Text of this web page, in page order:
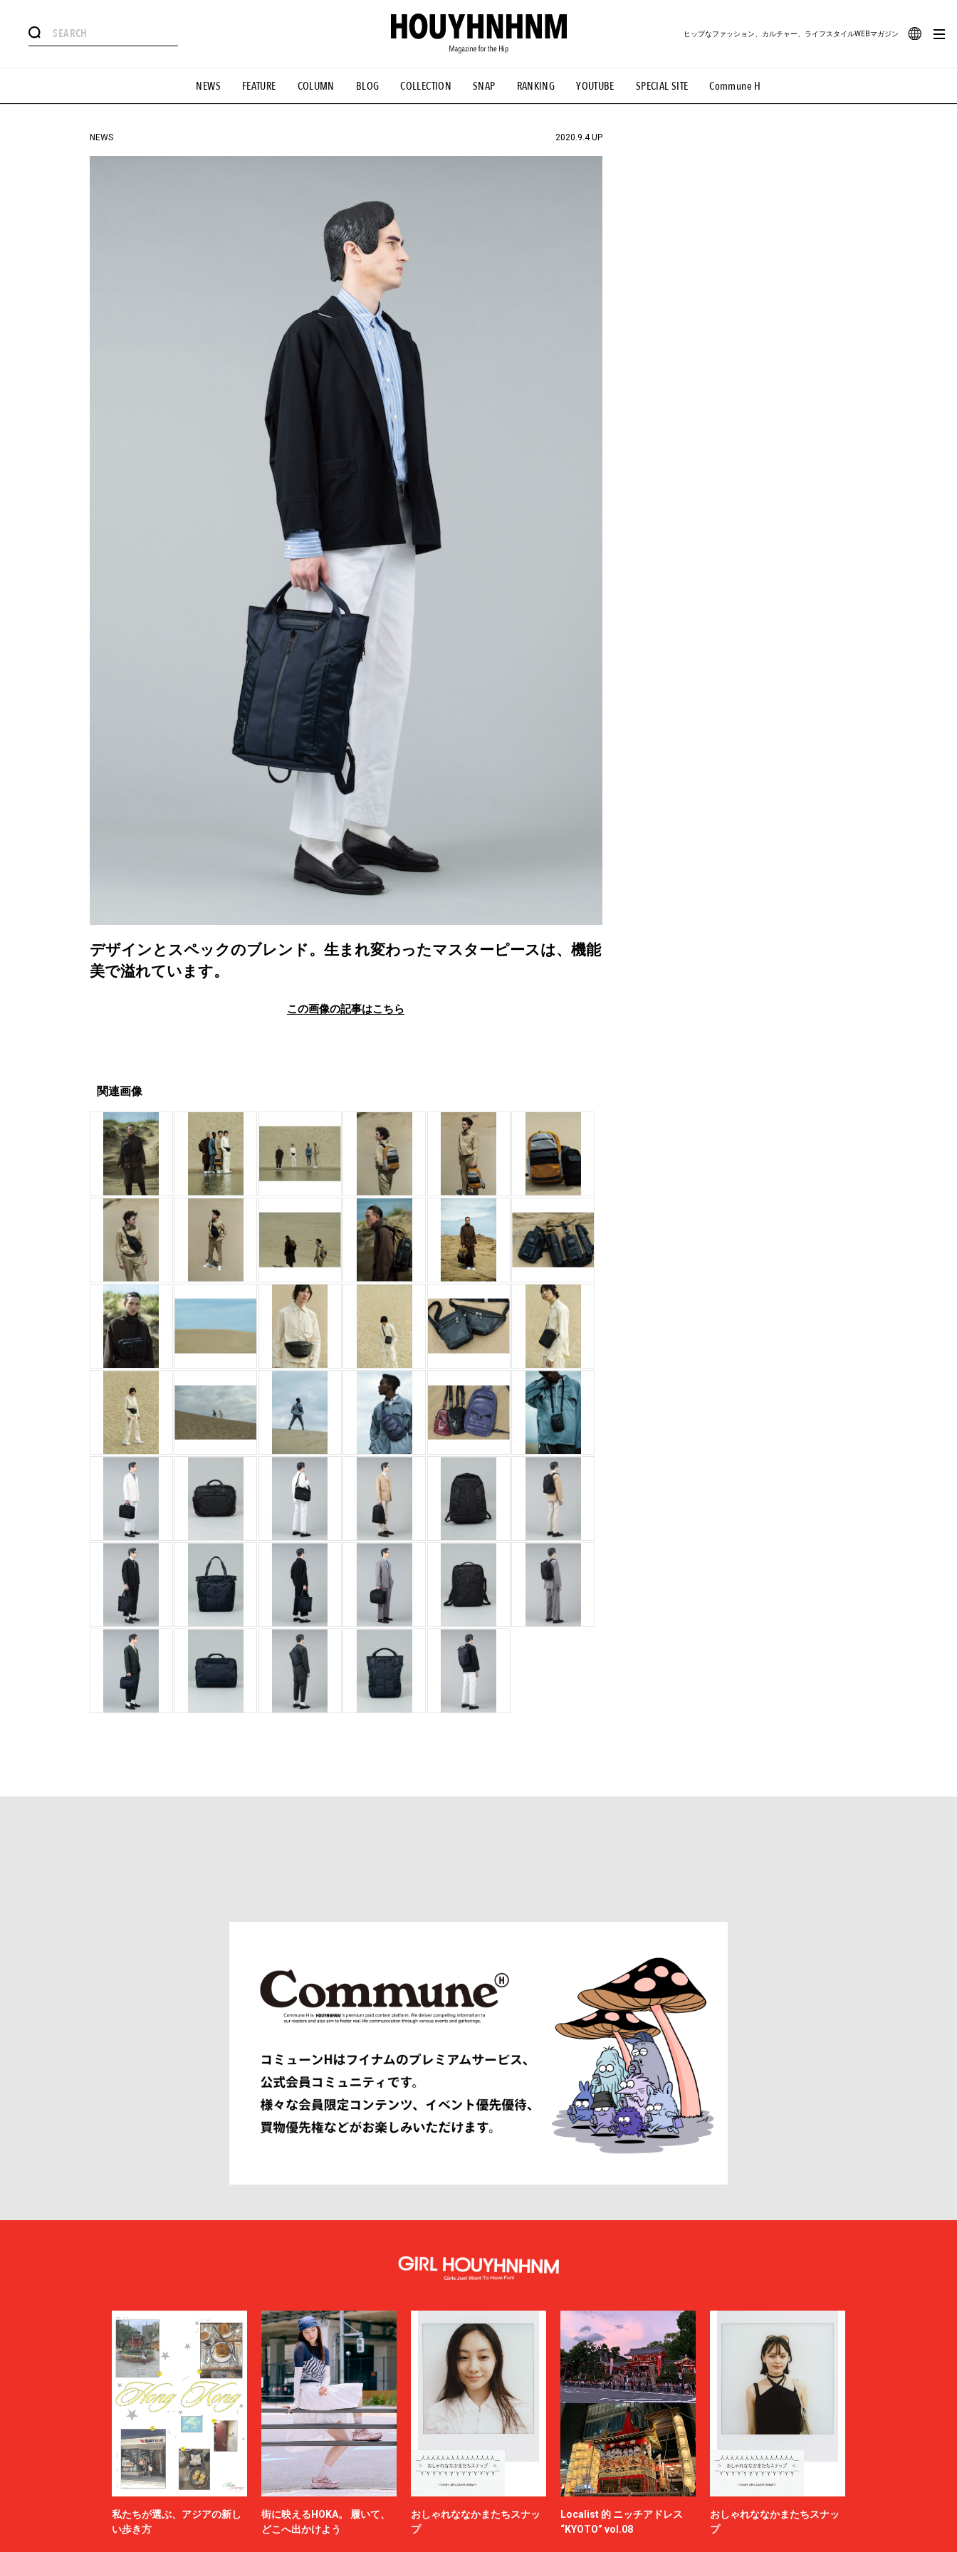
NEWS FEATURE COLUMN BLOG COLLECTION SNAP RANKING YOUTUBE SPECIAL SITE Commune H
ヒップなファッション、カルチャー、ライフスタイルWEBマガジン
#憧れの逸品 #ESSENTIAL DESIGNS #古着サミット #NEW VINTAGE #マイナーグッド図鑑 #路地裏てぃーん。 #MONTHLY JOURNAL
#GH 銘品の所以 #フイナムのYouTube #Commune H #FOCUS IT #AH.H #ととけん #FASHION #MUSIC #MOVIE #LIFESTYLE #SNEAKER #OUTDOOR
#HANDSOME HANDBOOK
NEWS 2020.9.4 UP
デザインとスペックのブレンド。生まれ変わったマスターピースは、機能
美で溢れています。
この画像の記事はこちら
関連画像
私たちが選ぶ、アジアの新し
い歩き方
街に映えるHOKA。 履いて、
どこへ出かけよう
おしゃれななかまたちスナッ
プ
Localist 的 ニッチアドレス
“KYOTO” vol.08
おしゃれななかまたちスナッ
プ